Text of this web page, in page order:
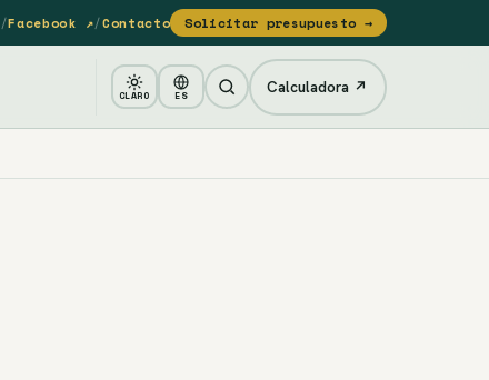
/Facebook ↗/Contacto Solicitar presupuesto →
CLARO ES Calculadora ↗